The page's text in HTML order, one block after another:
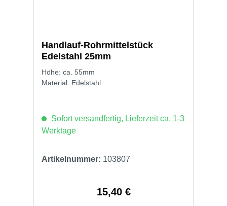
Handlauf-Rohrmittelstück
Edelstahl 25mm
Höhe: ca. 55mm
Material: Edelstahl
Sofort versandfertig, Lieferzeit ca. 1-3
Werktage
Artikelnummer: 103807
Regulärer Preis:
15,40 €